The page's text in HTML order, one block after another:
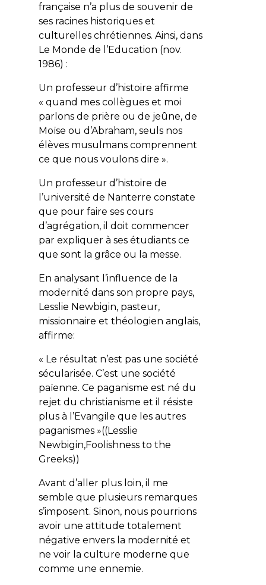
française n’a plus de souvenir de
ses racines historiques et
culturelles chrétiennes. Ainsi, dans
Le Monde de l’Education (nov.
1986) :
Un professeur d’histoire affirme
« quand mes collègues et moi
parlons de prière ou de jeûne, de
Moïse ou d’Abraham, seuls nos
élèves musulmans comprennent
ce que nous voulons dire ».
Un professeur d’histoire de
l’université de Nanterre constate
que pour faire ses cours
d’agrégation, il doit commencer
par expliquer à ses étudiants ce
que sont la grâce ou la messe.
En analysant l’influence de la
modernité dans son propre pays,
Lesslie Newbigin, pasteur,
missionnaire et théologien anglais,
affirme:
« Le résultat n’est pas une société
sécularisée. C’est une société
païenne. Ce paganisme est né du
rejet du christianisme et il résiste
plus à l’Evangile que les autres
paganismes »((Lesslie
Newbigin,Foolishness to the
Greeks))
Avant d’aller plus loin, il me
semble que plusieurs remarques
s’imposent. Sinon, nous pourrions
avoir une attitude totalement
négative envers la modernité et
ne voir la culture moderne que
comme une ennemie.